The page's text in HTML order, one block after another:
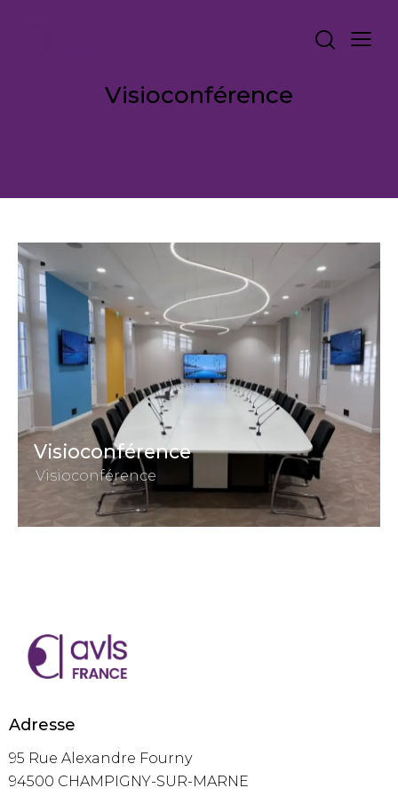
Visioconférence
Visioconférence
Visioconférence
Adresse
95 Rue Alexandre Fourny
94500 CHAMPIGNY-SUR-MARNE